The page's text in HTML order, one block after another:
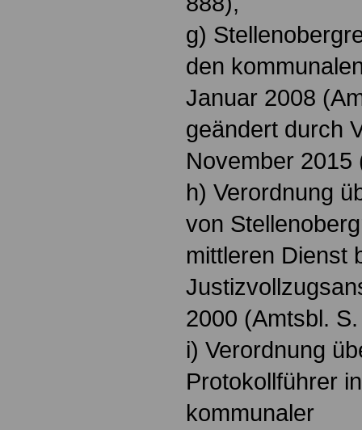
g)
den
Januar 2008
geändert durch
November 2015
h) Verordnung
von
mittleren Dienst
2000 (Amtsbl.
i) Verordnung
Protokollführer
kommunaler